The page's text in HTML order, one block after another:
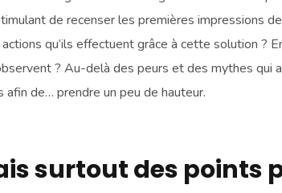
de recenser les premières impressions
qu’ils effectuent grâce à cette solution ?
? Au-delà des peurs et des mythes qui
de… prendre un peu de hauteur.
surtout des points